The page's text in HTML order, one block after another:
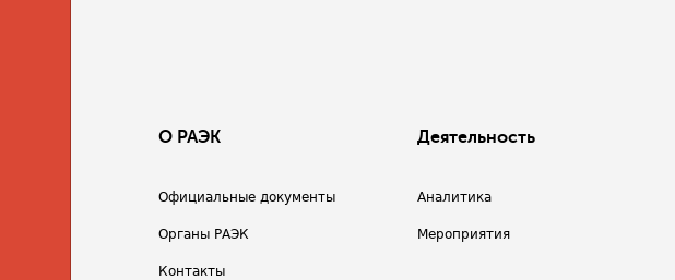
О РАЭК
Официальные документы
Органы РАЭК
Контакты
Деятельность
Аналитика
Мероприятия